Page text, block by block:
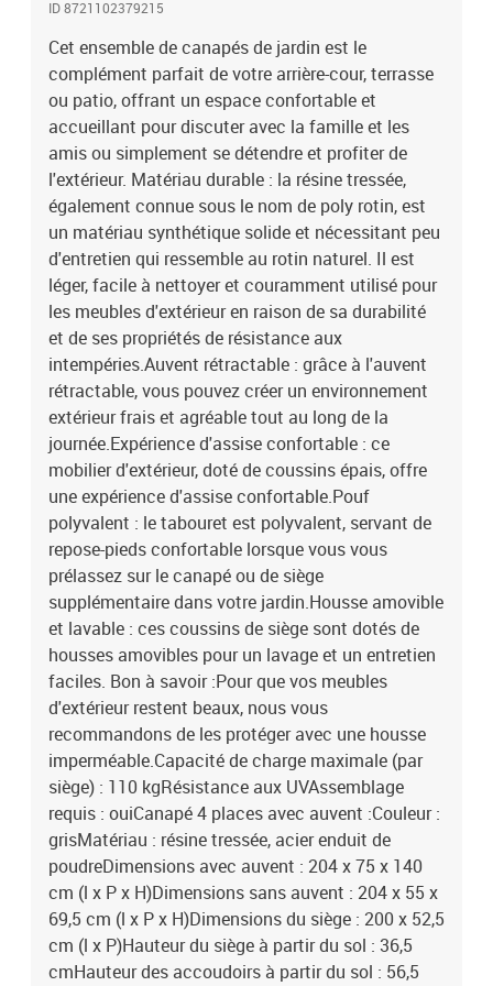
repose-pieds confortable lorsque vous vous prélassez sur le
canapé ou de siège supplémentaire dans votre jardin.Housse
amovible et lavable : ces coussins de siège sont dotés de housses
amovibles pour un lavage et un entretien faciles. Bon à savoir
:Pour que vos meubles d'extérieur restent beaux, nous vous
recommandons de les protéger avec une housse
imperméable.Capacité de charge maximale (par siège) : 110
kgRésistance aux UVAssemblage requis : ouiCanapé 4 places avec
auvent :Couleur : grisMatériau : résine tressée, acier enduit de
poudreDimensions avec auvent : 204 x 75 x 140 cm (l x P x
H)Dimensions sans auvent : 204 x 55 x 69,5 cm (l x P x
H)Dimensions du siège : 200 x 52,5 cm (l x P)Hauteur du siège à
partir du sol : 36,5 cmHauteur des accoudoirs à partir du sol : 56,5
cmRepose-pieds :Couleur : grisMatériau : résine tressée, acier
enduit de poudreDimensions (chacun) : 50 x 48 x 36,5 cm (l x P x
H)Dimensions du siège : 50 x 48 cm (l x P)Hauteur du siège à partir
du sol (sans coussin) : 36,5 cmCoussin :Couleur : gris
foncéMatériau de la couverture : tissu (100 % polyester)Matériau
de remplissage du coussin de siège : mousseMatériau de
remplissage du coussin de dossier : fibre de cotonTaille du coussin
d’assise (canapé 4 places) : 200 x 52,5 x 3 cm (l x P x é)Dimensions
du coussin d’assise (repose-pied) : 51 x 48 x 3 cm (l x P x
é)Dimensions du coussin de dossier : 50 x 42 x 10 cm (L x l x é)La
livraison contient :1 x canapé 4 places avec auvent4 x repose-
pied5 x coussin de siège avec housse amovible et lavable4 x
coussin de dossier
ID 8721102379215
Cet ensemble de canapés de jardin est le
complément parfait de votre arrière-cour, terrasse
ou patio, offrant un espace confortable et
accueillant pour discuter avec la famille et les
amis ou simplement se détendre et profiter de
l'extérieur. Matériau durable : la résine tressée,
également connue sous le nom de poly rotin, est
un matériau synthétique solide et nécessitant peu
d'entretien qui ressemble au rotin naturel. Il est
léger, facile à nettoyer et couramment utilisé pour
les meubles d'extérieur en raison de sa durabilité
et de ses propriétés de résistance aux
intempéries.Auvent rétractable : grâce à l'auvent
rétractable, vous pouvez créer un environnement
extérieur frais et agréable tout au long de la
journée.Expérience d'assise confortable : ce
mobilier d'extérieur, doté de coussins épais, offre
une expérience d'assise confortable.Pouf
polyvalent : le tabouret est polyvalent, servant de
repose-pieds confortable lorsque vous vous
prélassez sur le canapé ou de siège
supplémentaire dans votre jardin.Housse amovible
et lavable : ces coussins de siège sont dotés de
housses amovibles pour un lavage et un entretien
faciles. Bon à savoir :Pour que vos meubles
d'extérieur restent beaux, nous vous
recommandons de les protéger avec une housse
imperméable.Capacité de charge maximale (par
siège) : 110 kgRésistance aux UVAssemblage
requis : ouiCanapé 4 places avec auvent :Couleur :
grisMatériau : résine tressée, acier enduit de
poudreDimensions avec auvent : 204 x 75 x 140
cm (l x P x H)Dimensions sans auvent : 204 x 55 x
69,5 cm (l x P x H)Dimensions du siège : 200 x 52,5
cm (l x P)Hauteur du siège à partir du sol : 36,5
cmHauteur des accoudoirs à partir du sol : 56,5